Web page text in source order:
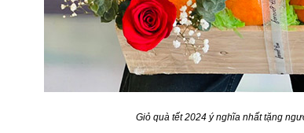
Giỏ quà tết 2024 ý nghĩa nhất tặng